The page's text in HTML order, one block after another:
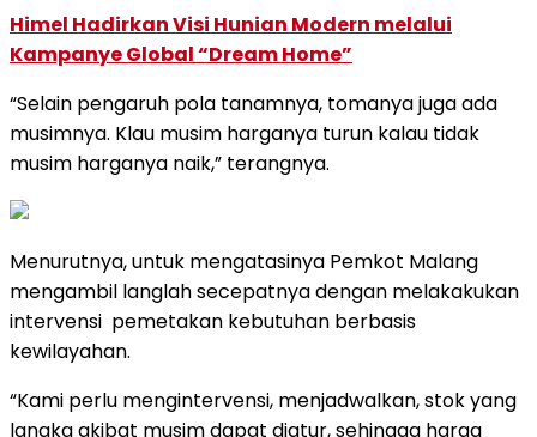
Himel Hadirkan Visi Hunian Modern melalui
Kampanye Global “Dream Home”
“Selain pengaruh pola tanamnya, tomanya juga ada
musimnya. Klau musim harganya turun kalau tidak
musim harganya naik,” terangnya.
Menurutnya, untuk mengatasinya Pemkot Malang
mengambil langlah secepatnya dengan melakakukan
intervensi pemetakan kebutuhan berbasis
kewilayahan.
“Kami perlu mengintervensi, menjadwalkan, stok yang
langka akibat musim dapat diatur, sehingga harga